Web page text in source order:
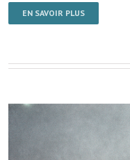
EN SAVOIR PLUS